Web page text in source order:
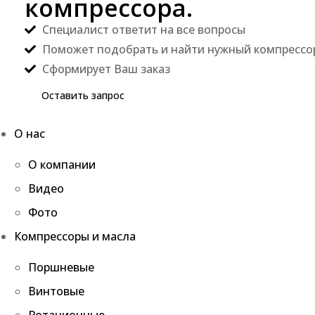
компрессора.
Специалист ответит на все вопросы
Поможет подобрать и найти нужный
Сформирует Ваш заказ
Оставить запрос
О нас
О компании
Видео
Фото
Компрессоры и масла
Поршневые
Винтовые